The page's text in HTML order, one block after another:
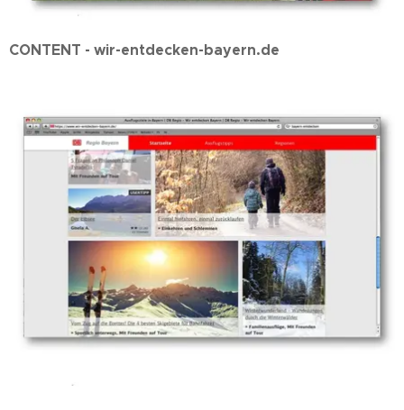
CONTENT - wir-entdecken-bayern.de